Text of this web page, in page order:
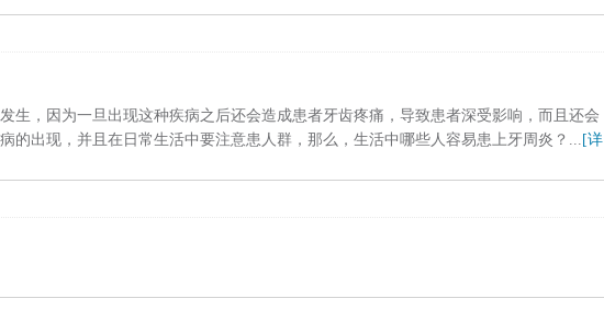
生，因为一旦出现这种疾病之后还会造成患者牙齿疼痛，导致患者深受影响，而且还会
的出现，并且在日常生活中要注意患人群，那么，生活中哪些人容易患上牙周炎？... [详